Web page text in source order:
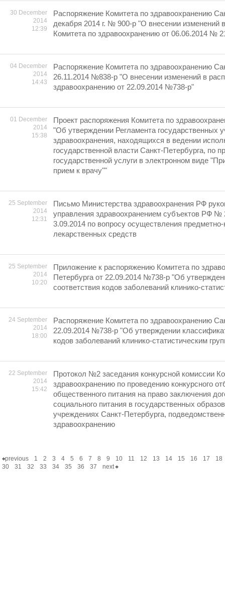
30 December
2014
12:39
Распоряжение Комитета по здравоохранению
декабря 2014 г. № 900-р "О внесении изменений
Комитета по здравоохранению от 06.06.2014 №
04 December
2014
14:43
Распоряжение Комитета по здравоохранению
26.11.2014 №838-р "О внесении изменений в
здравоохранению от 22.09.2014 №738-р"
01 December
2014
15:38
Проект распоряжения Комитета по
"Об утверждении Регламента государственных
здравоохранения, находящихся в ведении
государственной власти Санкт-Петербурга, по
государственной услуги в электронном виде
прием к врачу""
25 September
2014
12:31
Письмо Министерства здравоохранения РФ
управления здравоохранением субъектов РФ №
3.09.2014 по вопросу осуществления предметно-
лекарственных средств
25 September
2014
10:20
Приложение к распоряжению Комитета по
Петербурга от 22.09.2014 №738-p "Об
соответствия кодов заболеваний клинико-
24 September
2014
18:00
Распоряжение Комитета по здравоохранению
22.09.2014 №738-p "Об утверждении
кодов заболеваний клинико-статистическим
22 September
2014
15:42
Протокол №2 заседания конкурсной комиссии
здравоохранению по проведению конкурсного
общественного питания на право заключения
социального питания в государственных
учреждениях Санкт-Петербурга,
здравоохранению
previous 1 2 3 4 5 6 7 8 9 10 11 12 13 14 15 16 17
18
30
31 32 33 34 35 36 37 next